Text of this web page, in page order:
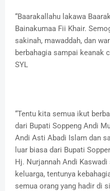
“Baarakallahu lakawa
Bainakumaa Fii Khair.
sakinah, mawaddah, dan
berbahagia sampai keanak
SYL
“Tentu kita semua ikut
dari Bupati Soppeng Andi
Andi Asti Abadi Islam dan
luar biasa dari Bupati
Hj. Nurjannah Andi
keluarga, tentunya
semua orang yang hadir di